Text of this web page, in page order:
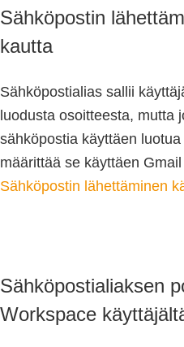
Sähköpostin
kautta
Sähköpostialias sallii
luodusta osoitteesta, mutta
sähköpostia käyttäen
määrittää se käyttäen
Sähköpostin lähettäminen
Sähköpostialiaksen
Workspace